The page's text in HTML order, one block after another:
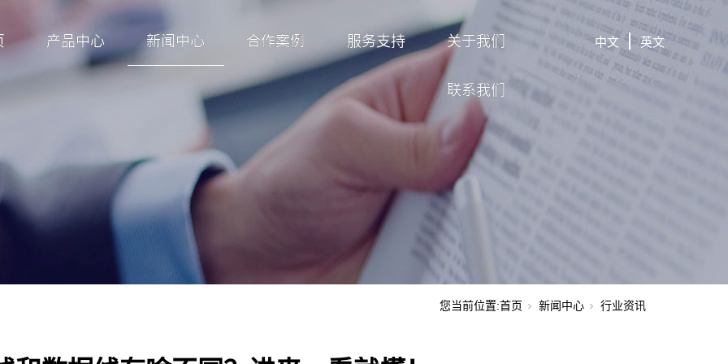
产品中心 新闻中心 合作案例 服务支持 关于我们
联系我们
中文 英文
您当前位置:首页 新闻中心 行业资讯